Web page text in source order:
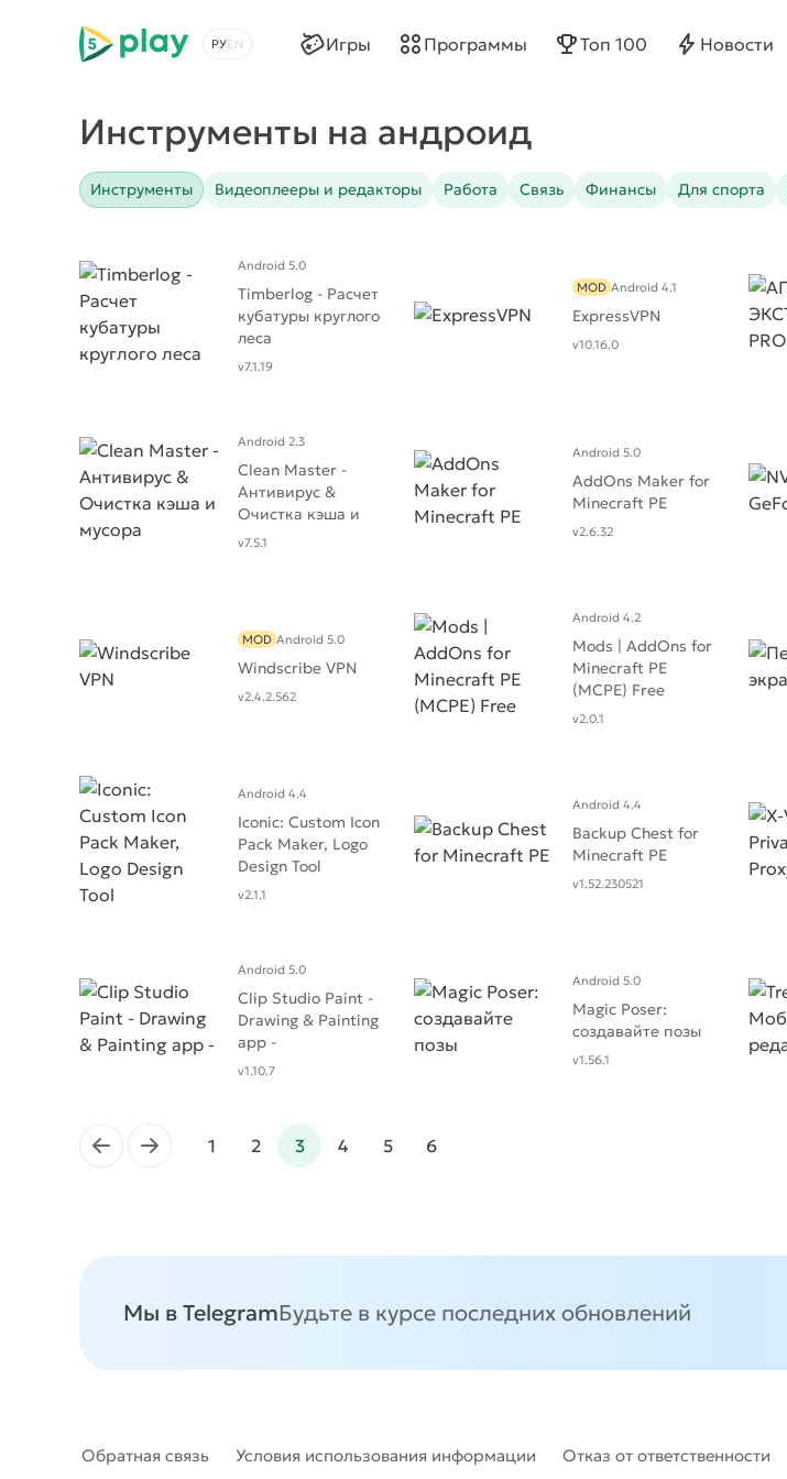
5play
Выбрать язык
Игры Программы Топ 100 Новости
Инструменты на андроид
Видеоплееры и редакторы
Инструменты Работа Связь Финансы Для спорта
Timberlog - Расчет
кубатуры круглого
леса
Android 5.0
v7.1.19
ExpressVPN
MOD Android 4.1
v10.16.0
Clean Master -
Антивирус &
Очистка кэша и
мусора
Android 2.3
v7.5.1
AddOns Maker for
Minecraft PE
Android 5.0
v2.6.32
Windscribe VPN
MOD Android 5.0
v2.4.2.562
Mods | AddOns for
Minecraft PE
(MCPE) Free
Android 4.2
v2.0.1
Iconic: Custom Icon
Pack Maker, Logo
Design Tool
Android 4.4
v2.1.1
Backup Chest for
Minecraft PE
Android 4.4
v1.52.230521
Clip Studio Paint -
Drawing & Painting
app -
Android 5.0
v1.10.7
Magic Poser:
создавайте позы
Android 5.0
v1.56.1
← → 1 2 3 4 5 6
Мы в TelegramБудьте в курсе последних обновлений
Обратная связь Условия использования информации Отказ от ответственности